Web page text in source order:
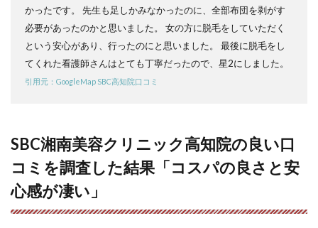
毛ク
ック
を比
較
6
ニッ
知院
の脱
毛料
金｜
かったです。 先生も足しかみなかったのに、全部布団を剥がす
必要があったのかと思いました。 女の方に脱毛をしていただく
という安心があり、行ったのにと思いました。 最後に脱毛をし
てくれた看護師さんはとても丁寧だったので、星2にしました。
引用元：GoogleMap SBC高知院口コミ
SBC湘南美容クリニック高知院の良い口
コミを調査した結果「コスパの良さと安
心感が凄い」